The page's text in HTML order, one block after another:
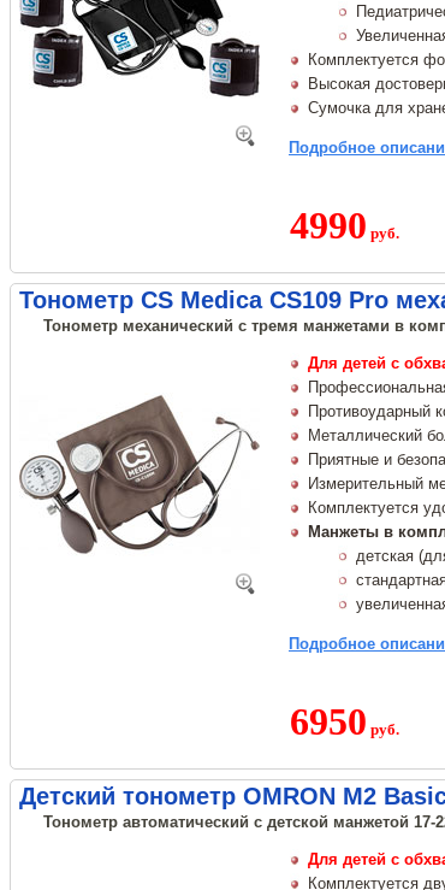
Комплектуется
Высокая
Сумочка для
Подробное
4990 руб.
Тонометр CS Medica CS109 Pro
Тонометр механический с тремя манжетами в
Для детей с
Противоударный
Металлический
Приятные и
Измерительный
Комплектуется
Манжеты в
детская
Подробное
6950 руб.
Детский тонометр OMRON M2
Тонометр автоматический с детской манжетой 17-
Для детей с
Комплектуется